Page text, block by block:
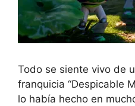
Todo se siente vivo de
franquicia “Despicable
lo había hecho en